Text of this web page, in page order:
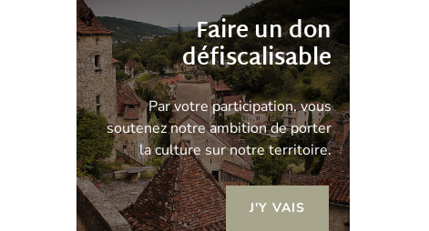
Faire un don
défiscalisable
Par votre participation, vous
soutenez notre ambition de porter
la culture sur notre territoire.
J'Y VAIS